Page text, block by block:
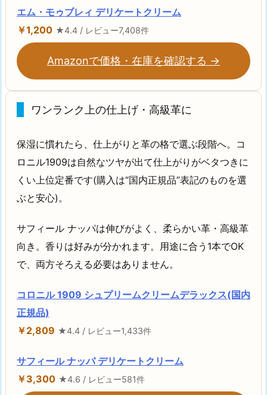
エム・モゥブレィ デリケートクリーム
￥1,200 ★4.4 / レビュー7,408件
Amazonで価格・在庫を確認する →
ワンランク上の仕上げ・高級革に
保湿に慣れたら、仕上がりと革の格で選ぶ段階へ。コ
ロニル1909は自然なツヤが出て仕上がりがベタつきに
くい上位定番です(購入は“国内正規品”表記のものを選
ぶと安心)。
サフィール ナッパは伸びがよく、柔らかい革・高級革
向き。香りは好みが分かれます。用途に合う1本でOK
で、両方そろえる必要はありません。
コロニル 1909 シュプリームクリームデラックス(国内
正規品)
￥2,809 ★4.4 / レビュー1,433件
サフィール ナッパ デリケートクリーム
￥3,300 ★4.6 / レビュー581件